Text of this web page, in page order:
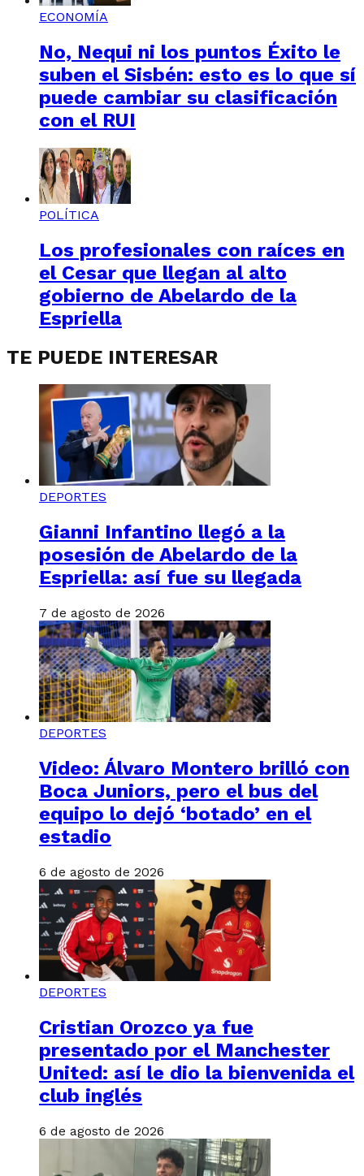
ECONOMÍA
No, Nequi ni los puntos Éxito le
suben el Sisbén: esto es lo que sí
puede cambiar su clasificación
con el RUI
POLÍTICA
Los profesionales con raíces en
el Cesar que llegan al alto
gobierno de Abelardo de la
Espriella
TE PUEDE INTERESAR
DEPORTES
Gianni Infantino llegó a la
posesión de Abelardo de la
Espriella: así fue su llegada
7 de agosto de 2026
DEPORTES
Video: Álvaro Montero brilló con
Boca Juniors, pero el bus del
equipo lo dejó ‘botado’ en el
estadio
6 de agosto de 2026
DEPORTES
Cristian Orozco ya fue
presentado por el Manchester
United: así le dio la bienvenida el
club inglés
6 de agosto de 2026